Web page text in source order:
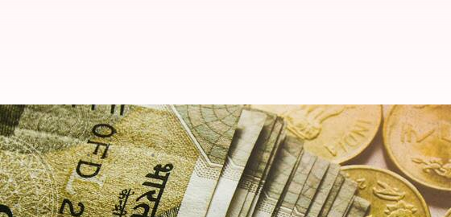
डॉलर के मुकाबले फिर लुढ़का भारतीय रुपया,
लेखन मुकुल तोमर Jul 12, 2022 11:24 am
क्या है खबर?